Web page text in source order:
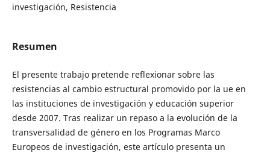
investigación, Resistencia
Resumen
El presente trabajo pretende reflexionar sobre las
resistencias al cambio estructural promovido por la ue en
las instituciones de investigación y educación superior
desde 2007. Tras realizar un repaso a la evolución de la
transversalidad de género en los Programas Marco
Europeos de investigación, este artículo presenta un